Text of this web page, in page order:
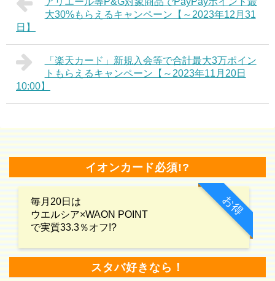
大30%もらえるキャンペーン【～2023年12月31
日】
「楽天カード」新規入会等で合計最大3万ポイン
トもらえるキャンペーン【～2023年11月20日
10:00】
イオンカード必須!?
お得
毎月20日は
ウエルシア×WAON POINT
で実質33.3％オフ!?
スタバ好きなら！